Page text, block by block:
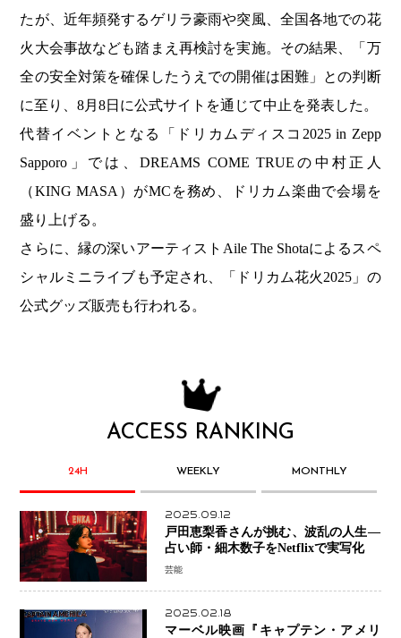
たが、近年頻発するゲリラ豪雨や突風、全国各地での花
火大会事故なども踏まえ再検討を実施。その結果、「万
全の安全対策を確保したうえでの開催は困難」との判断
に至り、8月8日に公式サイトを通じて中止を発表した。
代替イベントとなる「ドリカムディスコ2025 in Zepp
Sapporo」では、DREAMS COME TRUEの中村正人
（KING MASA）がMCを務め、ドリカム楽曲で会場を
盛り上げる。
さらに、縁の深いアーティストAile The Shotaによるスペ
シャルミニライブも予定され、「ドリカム花火2025」の
公式グッズ販売も行われる。
ACCESS RANKING
24H WEEKLY MONTHLY
2025.09.12
戸田恵梨香さんが挑む、波乱の人生―
占い師・細木数子をNetflixで実写化
芸能
2025.02.18
マーベル映画『キャプテン・アメリ